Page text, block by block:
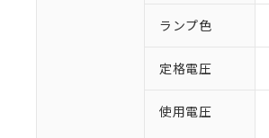
ランプ色
定格電圧
使用電圧